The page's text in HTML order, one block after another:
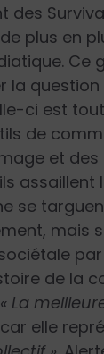
des
plus en
Ce
la question
ci est
de
et
assaillent
se
mais
de la
« La
elle